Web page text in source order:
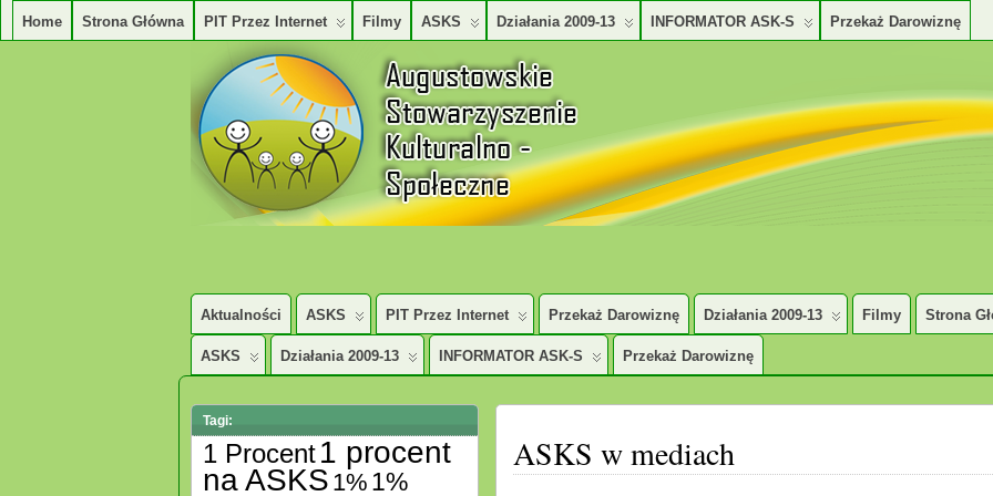
Home Strona Główna PIT Przez Internet Filmy ASKS Działania 2009-13 INFORMATOR ASK-S Przekaż Darowiznę
AUGUSTOWSKIE STOWARZYSZENE KULTURALNO – SPOŁECZNE
Aktualności ASKS PIT Przez Internet Przekaż Darowiznę Działania 2009-13 Filmy Strona
ASKS Działania 2009-13 INFORMATOR ASK-S Przekaż Darowiznę
ASKS w mediach
Tagi:
1 Procent1 procent
na ASKS 1% 1%